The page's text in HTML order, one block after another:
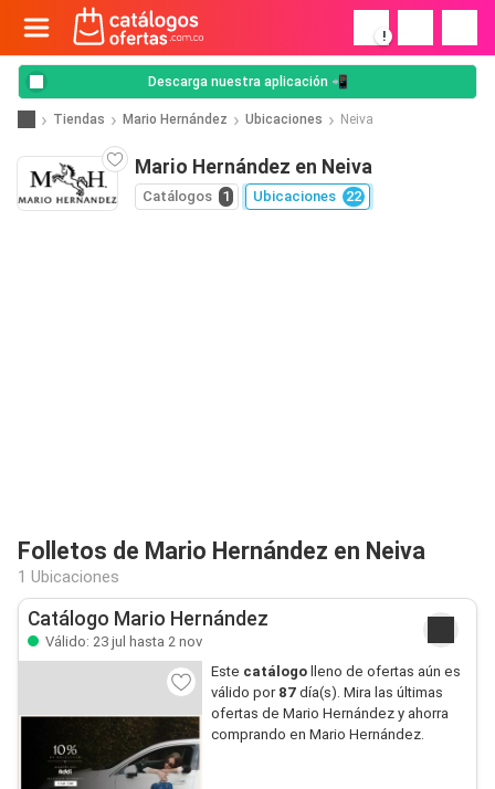
!
Descarga nuestra aplicación 📲
Tiendas Mario Hernández Ubicaciones Neiva
Mario Hernández en Neiva
Catálogos 1 Ubicaciones 22
Folletos de Mario Hernández en Neiva
1 Ubicaciones
Catálogo Mario Hernández
Válido: 23 jul hasta 2 nov
Este catálogolleno de ofertas aún es
válido por 87día(s). Mira las últimas
ofertas de Mario Hernández y ahorra
comprando en Mario Hernández.